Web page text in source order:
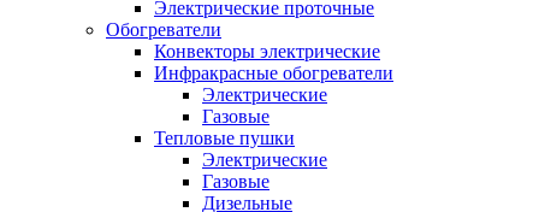
Электрические проточные
Обогреватели
Конвекторы электрические
Инфракрасные обогреватели
Электрические
Газовые
Тепловые пушки
Электрические
Газовые
Дизельные